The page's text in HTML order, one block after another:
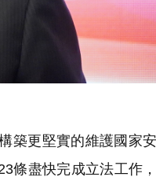
築更堅實的維護國家
條盡快完成立法工作